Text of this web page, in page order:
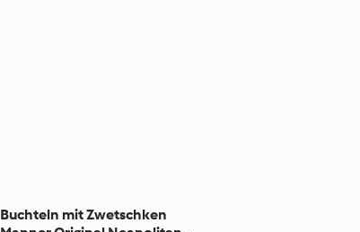
Buchteln mit Zwetschken